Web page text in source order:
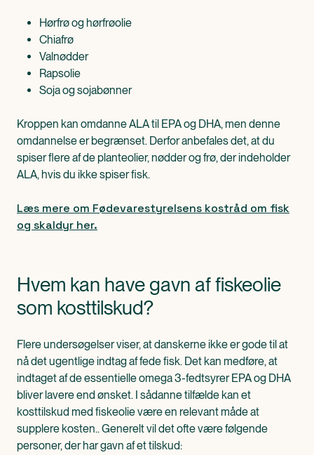
Hørfrø og hørfrøolie
Chiafrø
Valnødder
Rapsolie
Soja og sojabønner
Kroppen kan omdanne ALA til EPA og DHA, men denne
omdannelse er begrænset. Derfor anbefales det, at du
spiser flere af de planteolier, nødder og frø, der indeholder
ALA, hvis du ikke spiser fisk.
Læs mere om Fødevarestyrelsens kostråd om fisk
og skaldyr her.
Hvem kan have gavn af fiskeolie
som kosttilskud?
Flere undersøgelser viser, at danskerne ikke er gode til at
nå det ugentlige indtag af fede fisk. Det kan medføre, at
indtaget af de essentielle omega 3-fedtsyrer EPA og DHA
bliver lavere end ønsket. I sådanne tilfælde kan et
kosttilskud med fiskeolie være en relevant måde at
supplere kosten.. Generelt vil det ofte være følgende
personer, der har gavn af et tilskud: